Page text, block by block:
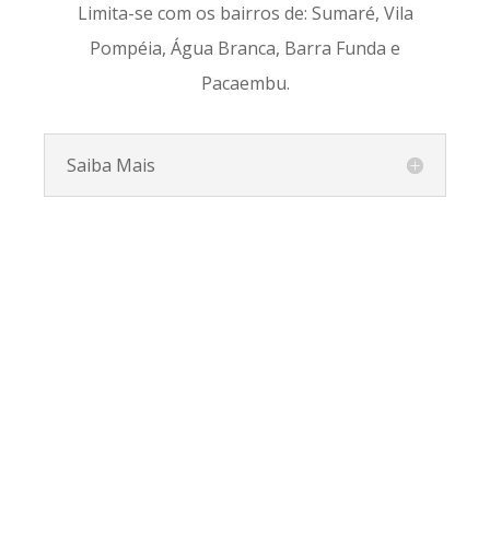
Limita-se com os bairros de: Sumaré, Vila
Pompéia, Água Branca, Barra Funda e
Pacaembu.
Saiba Mais